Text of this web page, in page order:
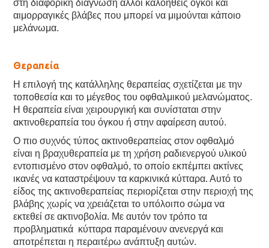
στη διαφορική διάγνωση άλλοι καλοήθεις όγκοι και
αιμορραγικές βλάβες που μπορεί να μιμούνται κάποιο
μελάνωμα.
Θεραπεία
Η επιλογή της κατάλληλης θεραπείας σχετίζεται με την
τοποθεσία και το μέγεθος του οφθαλμικού μελανώματος.
Η θεραπεία είναι χειρουργική και συνίσταται στην
ακτινοθεραπεία του όγκου ή στην αφαίρεση αυτού.
Ο πιο συχνός τύπος ακτινοθεραπείας στον οφθαλμό
είναι η βραχυθεραπεία με τη χρήση ραδιενεργού υλικού
εντοπισμένο στον οφθαλμό, το οποίο εκπέμπει ακτίνες
ικανές να καταστρέψουν τα καρκινικά κύτταρα. Αυτό το
είδος της ακτινοθεραπείας περιορίζεται στην περιοχή της
βλάβης χωρίς να χρειάζεται το υπόλοιπο σώμα να
εκτεθεί σε ακτινοβολία. Με αυτόν τον τρόπο τα
προβληματικά κύτταρα παραμένουν ανενεργά και
αποτρέπεται η περαιτέρω ανάπτυξη αυτών.